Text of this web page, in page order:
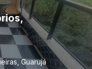
Guarujá